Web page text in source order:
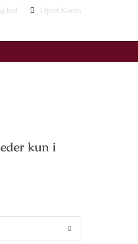
Ind Opret Konto
kun i